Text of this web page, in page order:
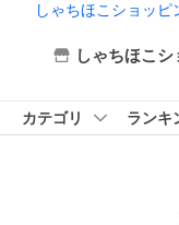
しゃちほこショッピ
しゃちほこ
カテゴリ ランキ